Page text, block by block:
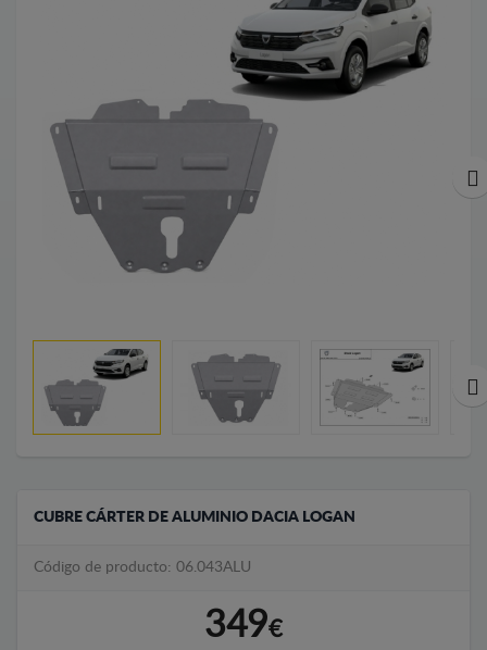
CUBRE CÁRTER DE ALUMINIO DACIA LOGAN
Código de producto: 06.043ALU
349€